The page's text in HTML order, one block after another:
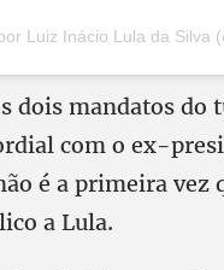
Luiz Inácio Lula da Silva
dois mandatos do
com o ex-
é a primeira vez
a Lula.